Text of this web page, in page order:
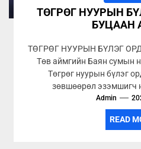
ТӨГРӨГ НУУРЫН
БУЦААН
ТӨГРӨГ НУУРЫН БҮЛЭГ
Төв аймгийн Баян сумын
Төгрөг нуурын бүлэг
зөвшөөрөл эзэмшигч
Admin
READ